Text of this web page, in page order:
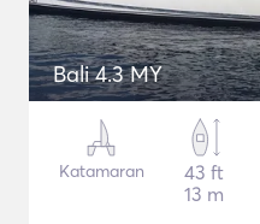
Bali 4.3 MY
Katamaran
43 ft
13 m